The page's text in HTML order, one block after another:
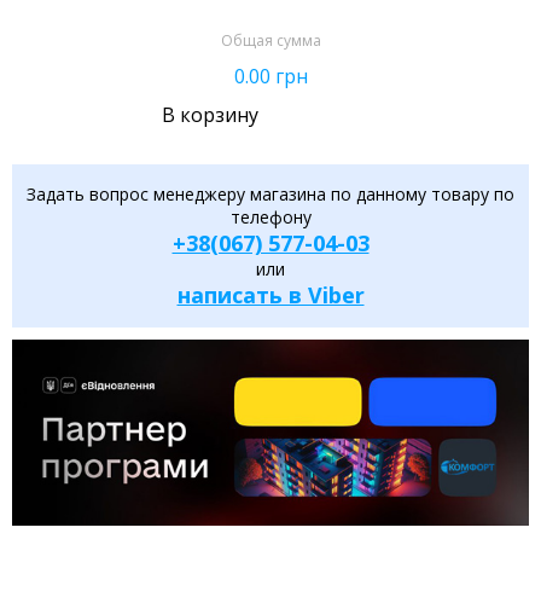
Общая сумма
0.00 грн
В корзину
Задать вопрос менеджеру магазина по данному товару по
телефону
+38(067) 577-04-03
или
написать в Viber